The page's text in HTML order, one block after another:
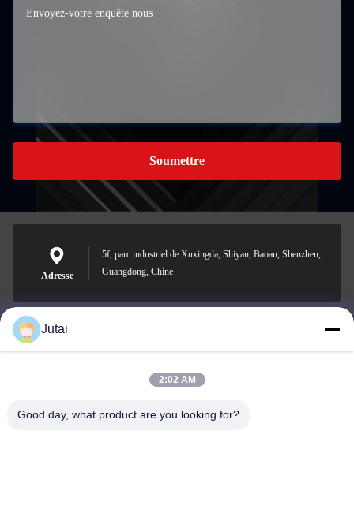
Soumettre
Adresse
5f, parc industriel de Xuxingda, Shiyan, Baoan, Shenzhen,
Guangdong, Chine
jutaisales18@gmail.com
Jutai
2:02 AM
Good day, what product are you looking for?